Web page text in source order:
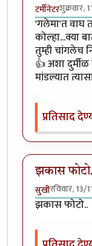
टर्मीनेटरशुक्रवार,
'गलेमा'त वाघ
कोल्हा...क्या
तुम्ही चांगलेच
👍 अशा
मांडल्यात
प्रतिसाद
झकास
सुखीरविवार,
झकास फोटो..